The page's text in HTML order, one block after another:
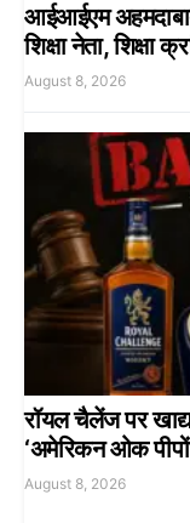
आईआईएम
शिक्षा नेता, शिक्षा
August 8, 2026
रॉयल चैलेंज पर खाद्य
‘अमेरिकन ओक
August 8, 2026